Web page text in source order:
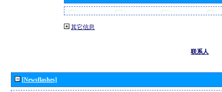
其它信息
联系人
[Newsflashes]